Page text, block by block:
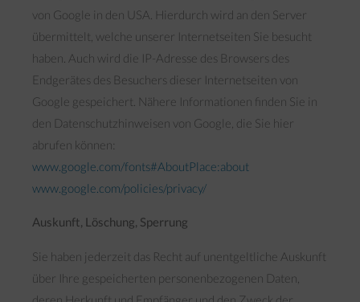
von Google in den USA. Hierdurch wird an den Server
übermittelt, welche unserer Internetseiten Sie besucht
haben. Auch wird die IP-Adresse des Browsers des
Endgerätes des Besuchers dieser Internetseiten von
Google gespeichert. Nähere Informationen finden Sie in
den Datenschutzhinweisen von Google, die Sie hier
abrufen können:
www.google.com/fonts#AboutPlace:about
www.google.com/policies/privacy/
Auskunft, Löschung, Sperrung
Sie haben jederzeit das Recht auf unentgeltliche Auskunft
über Ihre gespeicherten personenbezogenen Daten,